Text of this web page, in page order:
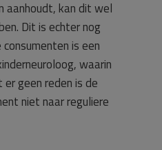
aanhoudt, kan dit wel
Dit is echter nog
is een
waarin
geen reden is de
niet naar reguliere